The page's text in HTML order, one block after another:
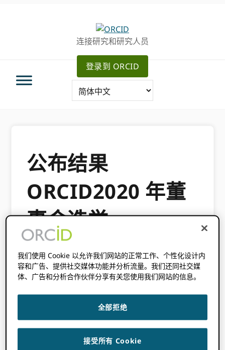
连接研究和研究人员
登录到 ORCID
公布结果
ORCID2020 年董
事会选举
可能不准确。
代表 ORCID 董事会和工作人员，感谢所有提交
提名并参与选举过程的人，特别是我们提名委员
会的成员。 请加入我们，欢迎我们的
我们使用 Cookie 以允许我们网站的正常工作、个性化设计内
容和广告、提供社交媒体功能并分析流量。我们还同社交媒
体、广告和分析合作伙伴分享有关您使用我们网站的信息。
全部拒绝
接受所有 Cookie